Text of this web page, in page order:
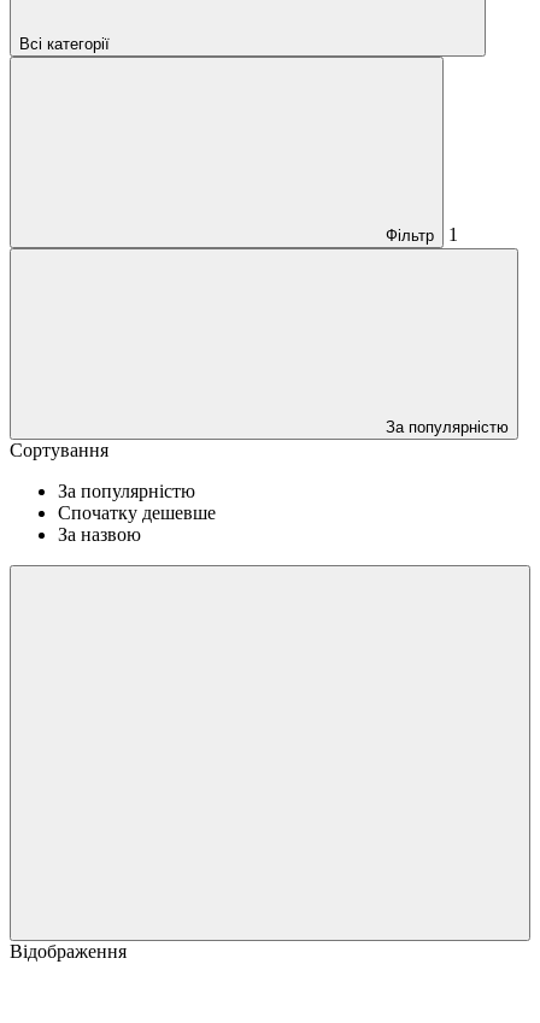
Всі категорії
Фільтр 1
За популярністю
Сортування
За популярністю
Спочатку дешевше
За назвою
Відображення